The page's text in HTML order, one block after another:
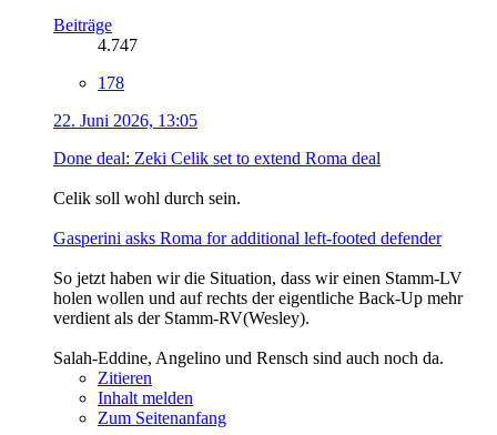
Beiträge
4.747
178
22. Juni 2026, 13:05
Done deal: Zeki Celik set to extend Roma deal
Celik soll wohl durch sein.
Gasperini asks Roma for additional left-footed defender
So jetzt haben wir die Situation, dass wir einen Stamm-LV
holen wollen und auf rechts der eigentliche Back-Up mehr
verdient als der Stamm-RV(Wesley).
Salah-Eddine, Angelino und Rensch sind auch noch da.
Zitieren
Inhalt melden
Zum Seitenanfang